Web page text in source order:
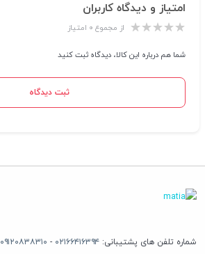
امتیاز و دیدگاه کاربران
از مجموع ۰ امتیاز
شما هم درباره این کالا، دیدگاه ثبت کنید
ثبت دیدگاه
شماره تلفن های پشتیبانی: ۰۲۱۶۶۴۱۶۳۹۴ - ۰۹۱۲۰۸۳۸۳۱۰